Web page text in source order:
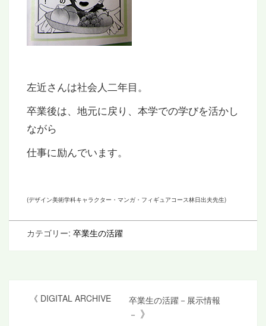
左近さんは社会人二年目。
卒業後は、地元に戻り、本学での学びを活かし
ながら
仕事に励んでいます。
(デザイン美術学科キャラクター・マンガ・フィギュアコース林日出夫先生)
カテゴリー: 卒業生の活躍
《 DIGITAL ARCHIVE
卒業生の活躍－展示情報
－ 》